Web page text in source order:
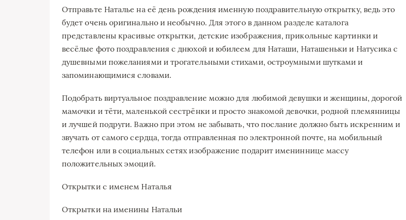
Отправьте Наталье на её день рождения именную поздравительную открытку, ведь это
будет очень оригинально и необычно. Для этого в данном разделе каталога
представлены красивые открытки, детские изображения, прикольные картинки и
весёлые фото поздравления с днюхой и юбилеем для Наташи, Наташеньки и Натусика с
душевными пожеланиями и трогательными стихами, остроумными шутками и
запоминающимися словами.
Подобрать виртуальное поздравление можно для любимой девушки и женщины, дорогой
мамочки и тёти, маленькой сестрёнки и просто знакомой девочки, родной племянницы
и лучшей подруги. Важно при этом не забывать, что послание должно быть искренним и
звучать от самого сердца, тогда отправленная по электронной почте, на мобильный
телефон или в социальных сетях изображение подарит имениннице массу
положительных эмоций.
Открытки с именем Наталья
Открытки на именины Натальи